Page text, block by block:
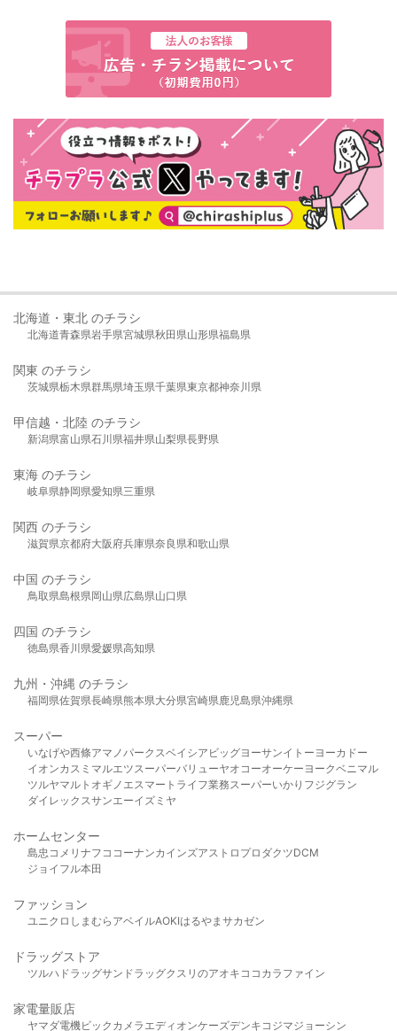
北海道・東北 のチラシ
北海道青森県岩手県宮城県秋田県山形県福島県
関東 のチラシ
茨城県栃木県群馬県埼玉県千葉県東京都神奈川県
甲信越・北陸 のチラシ
新潟県富山県石川県福井県山梨県長野県
東海 のチラシ
岐阜県静岡県愛知県三重県
関西 のチラシ
滋賀県京都府大阪府兵庫県奈良県和歌山県
中国 のチラシ
鳥取県島根県岡山県広島県山口県
四国 のチラシ
徳島県香川県愛媛県高知県
九州・沖縄 のチラシ
福岡県佐賀県長崎県熊本県大分県宮崎県鹿児島県沖縄県
スーパー
いなげや西條アマノパークスベイシア ビッグヨーサンイトーヨーカドー
イオンカスミ マルエツスーパーバリューヤオコーオーケー ヨークベニマル
ツルヤマルト オギノ エスマート ライフ業務スーパーいかり フジグラン
ダイレックスサンエーイズミヤ
ホームセンター
島忠 コメリ ナフコ コーナンカインズアストロプロダクツDCM
ジョイフル本田
ファッション
ユニクロ しまむら アベイルAOKIはるやま サカゼン
ドラッグストア
ツルハドラッグサンドラッグクスリのアオキ ココカラファイン
家電量販店
ヤマダ電機ビックカメラ エディオンケーズデンキ コジマジョーシン